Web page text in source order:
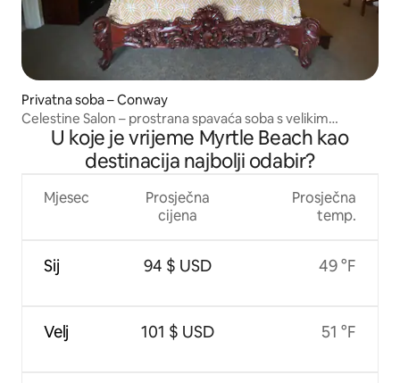
Privatna soba – Conway
Celestine Salon – prostrana spavaća soba s velikim
bračnim krevetom
U koje je vrijeme Myrtle Beach kao
destinacija najbolji odabir?
Mjesec
Sij
Velj
Prosječna
cijena
94 $ USD
101 $ USD
Prosječna
temp.
49 °F
51 °F